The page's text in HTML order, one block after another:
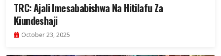
TRC: Ajali Imesababishwa Na Hitilafu Za
Kiundeshaji
October 23, 2025